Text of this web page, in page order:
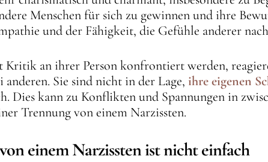
Menschen für sich zu gewinnen und ihre
und der Fähigkeit, die Gefühle anderer
Kritik an ihrer Person konfrontiert werden,
anderen. Sie sind nicht in der Lage,ihre eigenen
Dies kann zu Konflikten und Spannungen in
Trennung von einem Narzissten.
einem Narzissten ist nicht einfach